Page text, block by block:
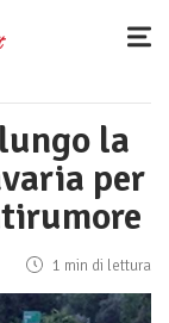
la
per
1 min di lettura